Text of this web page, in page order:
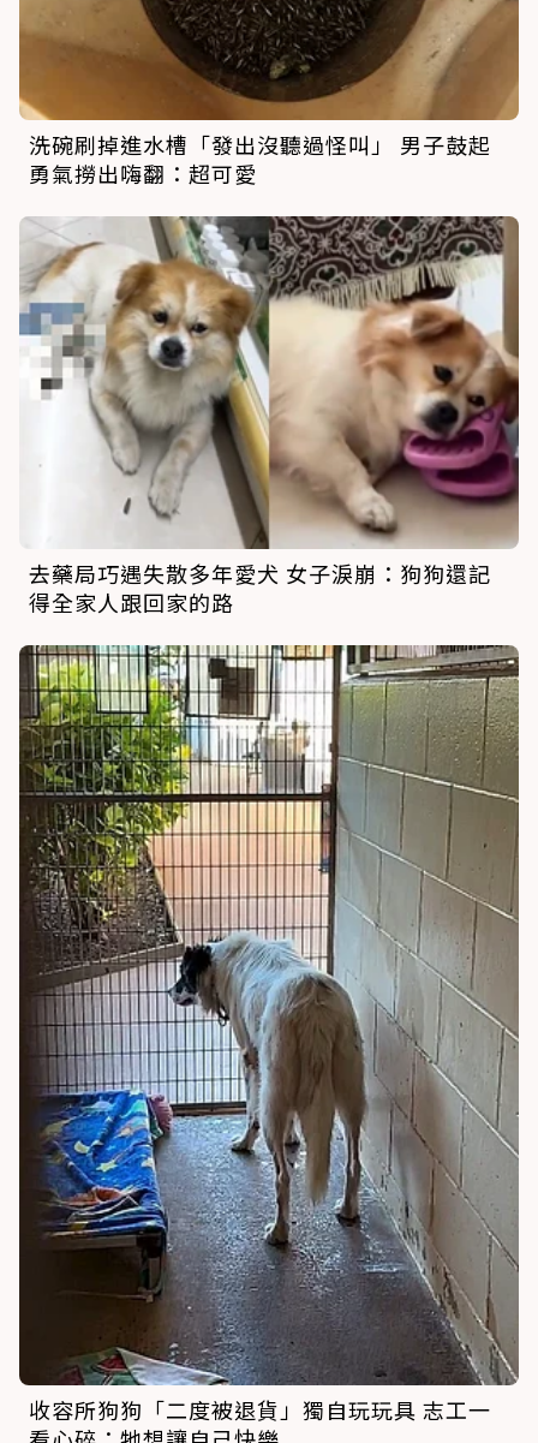
洗碗刷掉進水槽「發出沒聽過怪叫」 男子鼓起
勇氣撈出嗨翻：超可愛
去藥局巧遇失散多年愛犬 女子淚崩：狗狗還記
得全家人跟回家的路
收容所狗狗「二度被退貨」獨自玩玩具 志工一